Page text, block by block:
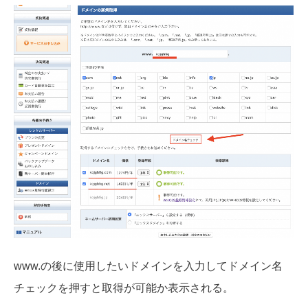
www.の後に使用したいドメインを入力してドメイン名
チェックを押すと取得が可能か表示される。